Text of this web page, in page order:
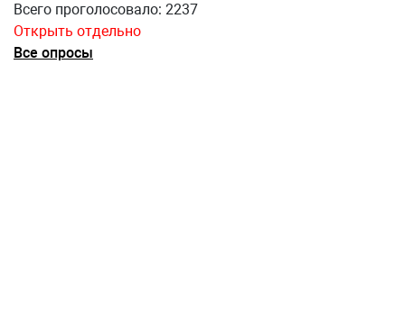
Всего проголосовало: 2237
Открыть отдельно
Все опросы